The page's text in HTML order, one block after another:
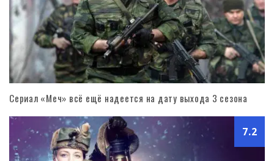
Сериал «Меч» всё ещё надеется на дату выхода 3 сезона
7.2